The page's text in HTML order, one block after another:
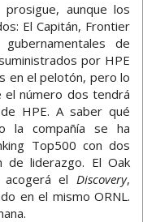
aunque los
El Capitán, Frontier
de
por HPE
en el pelotón, pero lo
el número dos tendrá
HPE. A saber qué
la compañía se ha
Top500 con dos
de liderazgo. El Oak
acogerá el Discovery,
en el mismo ORNL.